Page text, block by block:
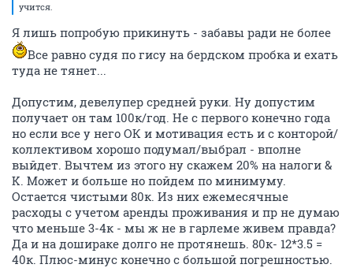
учится.
Я лишь попробую прикинуть - забавы ради не более
Все равно судя по гису на бердском пробка и ехать
туда не тянет...
Допустим, девелупер средней руки. Ну допустим
получает он там 100к/год. Не с первого конечно года
но если все у него ОК и мотивация есть и с конторой/
коллективом хорошо подумал/выбрал - вполне
выйдет. Вычтем из этого ну скажем 20% на налоги &
K. Может и больше но пойдем по минимуму.
Остается чистыми 80к. Из них ежемесячные
расходы с учетом аренды проживания и пр не думаю
что меньше 3-4к - мы ж не в гарлеме живем правда?
Да и на дошираке долго не протянешь. 80к- 12*3.5 =
40к. Плюс-минус конечно с большой погрешностью.